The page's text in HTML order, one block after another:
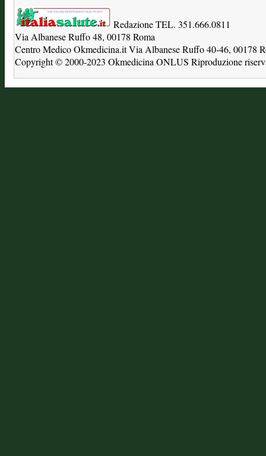
Redazione TEL. 351.666.0811
Via Albanese Ruffo 48, 00178 Roma
Centro Medico Okmedicina.it Via Albanese Ruffo 40-46, 00178
Copyright © 2000-2023 Okmedicina ONLUS Riproduzione